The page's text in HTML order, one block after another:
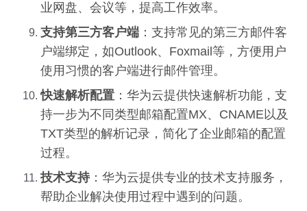
业网盘、会议等，提高工作效率。
支持第三方客户端 ：支持常见的第三方邮件客
户端绑定，如Outlook、Foxmail等，方便用户
使用习惯的客户端进行邮件管理。
快速解析配置 ：华为云提供快速解析功能，支
持一步为不同类型邮箱配置MX、CNAME以及
TXT类型的解析记录，简化了企业邮箱的配置
过程。
技术支持：华为云提供专业的技术支持服务，
帮助企业解决使用过程中遇到的问题。